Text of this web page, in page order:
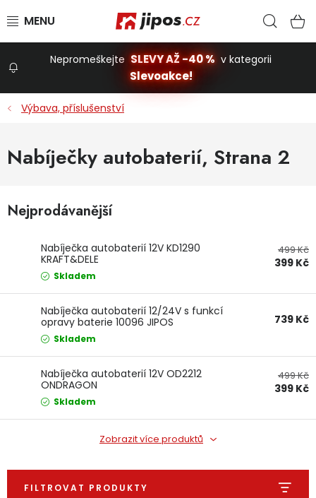
Domácnost
Dětská hřiště
Autodoplňky
Vánoce
Fotovoltaika
Nepromeškejte SLEVY AŽ -40 % v kategorii
Slevoakce!
Výbava, příslušenství
Nabíječky autobaterií, Strana 2
Nejprodávanější
Nabíječka autobaterií 12V KD1290
KRAFT&DELE
499 Kč
399 Kč
Skladem
Nabíječka autobaterií 12/24V s funkcí
opravy baterie 10096 JIPOS
739 Kč
Skladem
Nabíječka autobaterií 12V OD2212
ONDRAGON
499 Kč
399 Kč
Skladem
Zobrazit více produktů
FILTROVAT PRODUKTY